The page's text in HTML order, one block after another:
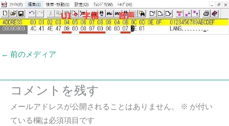
← 前のメディア
コメントを残す
メールアドレスが公開されることはありません。 ※ が付い
ている欄は必須項目です